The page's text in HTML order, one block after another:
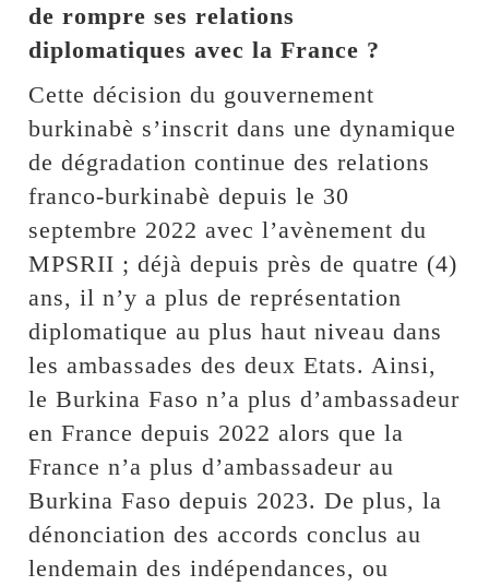
de rompre ses relations
diplomatiques avec la France ?
Cette décision du gouvernement
burkinabè s’inscrit dans une dynamique
de dégradation continue des relations
franco-burkinabè depuis le 30
septembre 2022 avec l’avènement du
MPSRII ; déjà depuis près de quatre (4)
ans, il n’y a plus de représentation
diplomatique au plus haut niveau dans
les ambassades des deux Etats. Ainsi,
le Burkina Faso n’a plus d’ambassadeur
en France depuis 2022 alors que la
France n’a plus d’ambassadeur au
Burkina Faso depuis 2023. De plus, la
dénonciation des accords conclus au
lendemain des indépendances, ou